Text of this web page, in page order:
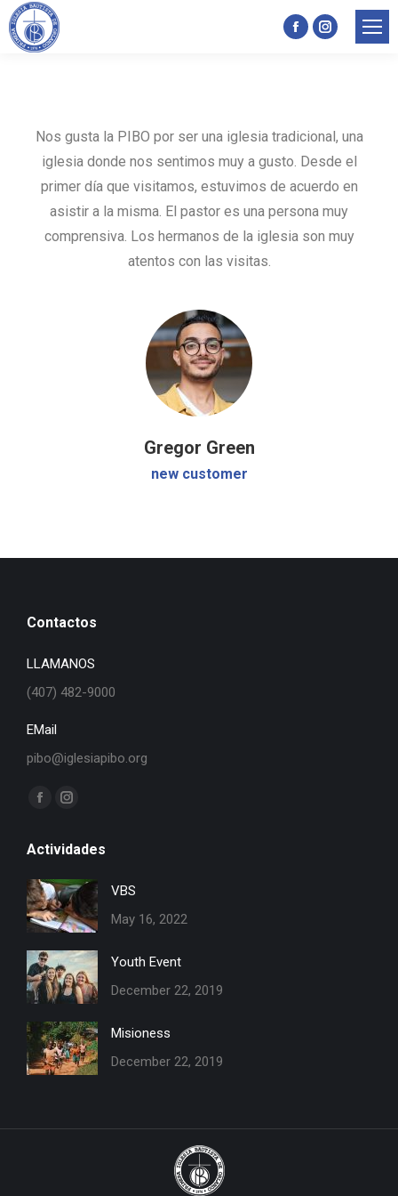
Facebook
new
window
Instagram
new
window
Nos gusta la PIBO por ser una iglesia tradicional, una
iglesia donde nos sentimos muy a gusto. Desde el
primer día que visitamos, estuvimos de acuerdo en
asistir a la misma. El pastor es una persona muy
comprensiva. Los hermanos de la iglesia son muy
atentos con las visitas.
Gregor Green
new customer
Contactos
LLAMANOS
(407) 482-9000
EMail
pibo@iglesiapibo.org
Find us on:
Facebook
opens
in
new
window
Instagram
opens
in
new
window
Actividades
VBS
May 16, 2022
Youth Event
December 22, 2019
Misioness
December 22, 2019